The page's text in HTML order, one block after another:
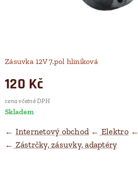
Zásuvka 12V 7.pol hliníková
120 Kč
cena včetně DPH
Skladem
← Internetový obchod ← Elektro←
← Zástrčky, zásuvky, adaptéry